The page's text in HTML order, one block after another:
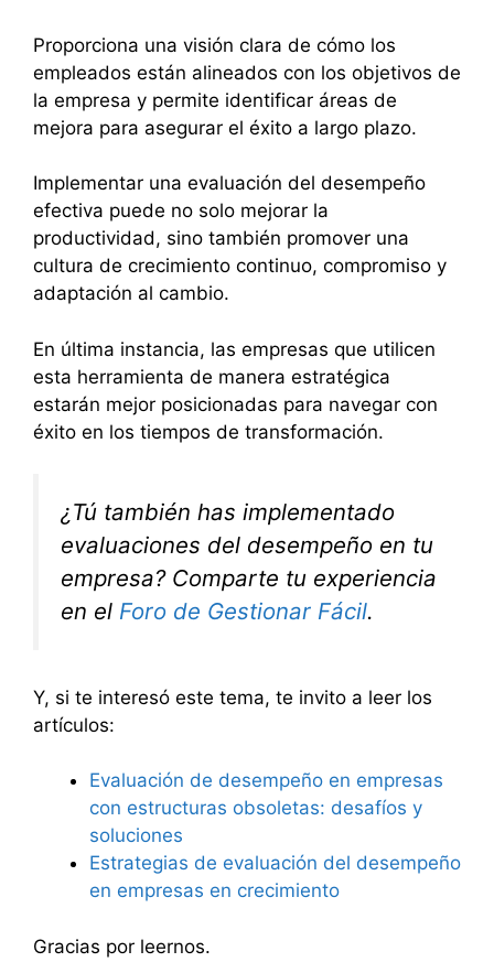
Proporciona una visión clara de cómo los
empleados están alineados con los objetivos de
la empresa y permite identificar áreas de
mejora para asegurar el éxito a largo plazo.
Implementar una evaluación del desempeño
efectiva puede no solo mejorar la
productividad, sino también promover una
cultura de crecimiento continuo, compromiso y
adaptación al cambio.
En última instancia, las empresas que utilicen
esta herramienta de manera estratégica
estarán mejor posicionadas para navegar con
éxito en los tiempos de transformación.
¿Tú también has implementado
evaluaciones del desempeño en tu
empresa? Comparte tu experiencia
en el Foro de Gestionar Fácil.
Y, si te interesó este tema, te invito a leer los
artículos:
Evaluación de desempeño en empresas
con estructuras obsoletas: desafíos y
soluciones
Estrategias de evaluación del desempeño
en empresas en crecimiento
Gracias por leernos.